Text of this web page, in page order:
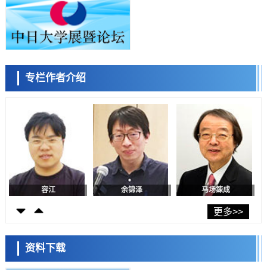
科学研究
日本东北大学与横滨橡胶全球首次从纳米尺度揭示橡胶—黄铜粘接界面
劣化抑制机制，为提升轮胎安全性与耐久性的材料设计开辟道路
科学研究
近畿大学等发现植物染料“日本茜”的红色成分可抑制老化与炎症，有望
科学研究
群马大学开发针对难治性癫痫的新型基因疗法，利用超小型GAD67启动
子抑制发作
九州大学揭示夜间眼压升高机制：两种激素波动叠加所致
科学研究
东京都产技研采用新手法开发出可稳定工作至300℃的介电材料，已验
证电容器可在汽车发动机等高温环境下工作
经济・社会
日本生成式AI使用者占比一年内翻倍，但与中美德仍有较大差距
政策
日本修订首都直下型地震紧急对策：目标为死亡人数至少减半，重点强
福井大学发现细胞记忆过往并抑制反应的机制，阐明即便DNA相同反应
迥异之谜
科学研究
专栏作者介绍
陈小牧 李鸥 安宁
容江 余锦泽 马场錬成
更多>>
资料下载